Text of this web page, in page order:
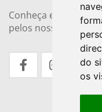
do
os
Conheça e siga
pelos nossos perfis